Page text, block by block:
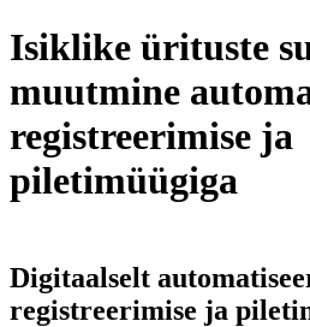
Isiklike ürituste
muutmine
registreerimise ja
piletimüügiga
Digitaalselt
registreerimise ja